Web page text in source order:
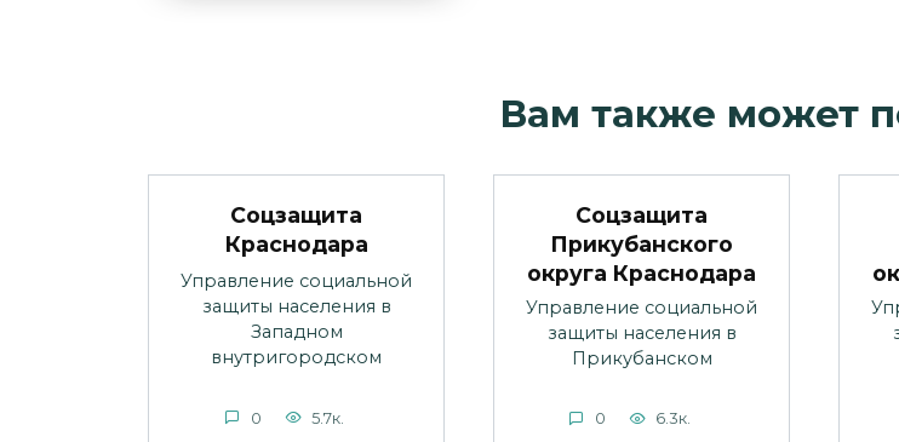
Вам также может
Соцзащита
Краснодара
Управление социальной
защиты населения в
Западном
внутригородском
0 5.7к.
Соцзащита
Прикубанского
округа Краснодара
Управление социальной
защиты населения в
Прикубанском
0 6.3к.